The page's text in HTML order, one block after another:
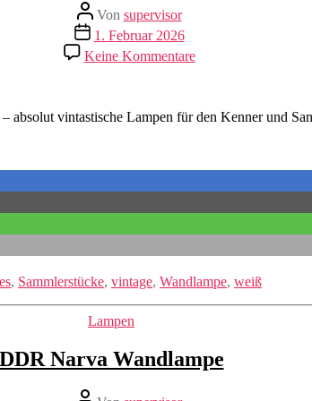
Beitragsautor
Von supervisor
Veröffentlichungsdatum
1. Februar 2026
Keine Kommentarezu
Glashütte
vintastische Lampen für den Kenner und
, Sammlerstücke, vintage, Wandlampe, weiß
Kategorien
Lampen
DDR Narva Wandlampe
Beitragsautor